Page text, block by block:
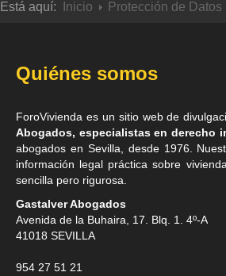
Está aquí: Inicio Protección de Datos
Quiénes somos
ForoVivienda es un sitio web de
Abogados, especialistas en derecho
abogados en Sevilla , desde 1976.
información legal práctica sobre
sencilla pero rigurosa.
Gastalver Abogados
Avenida de la Buhaira, 17. Blq. 1. 4º-A
41018 SEVILLA
954 27 51 21